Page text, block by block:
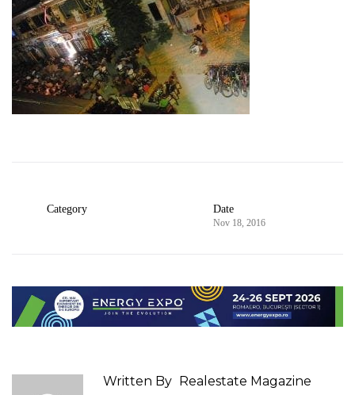
Category Date
Nov 18, 2016
Written By Realestate Magazine